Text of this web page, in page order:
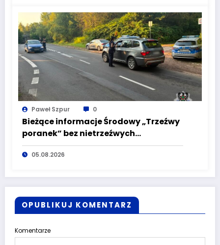
Paweł Szpur 0
Bieżące informacje Środowy „Trzeźwy
poranek” bez nietrzeźwych
kierujących! To cieszy!
05.08.2026
OPUBLIKUJ KOMENTARZ
Komentarze